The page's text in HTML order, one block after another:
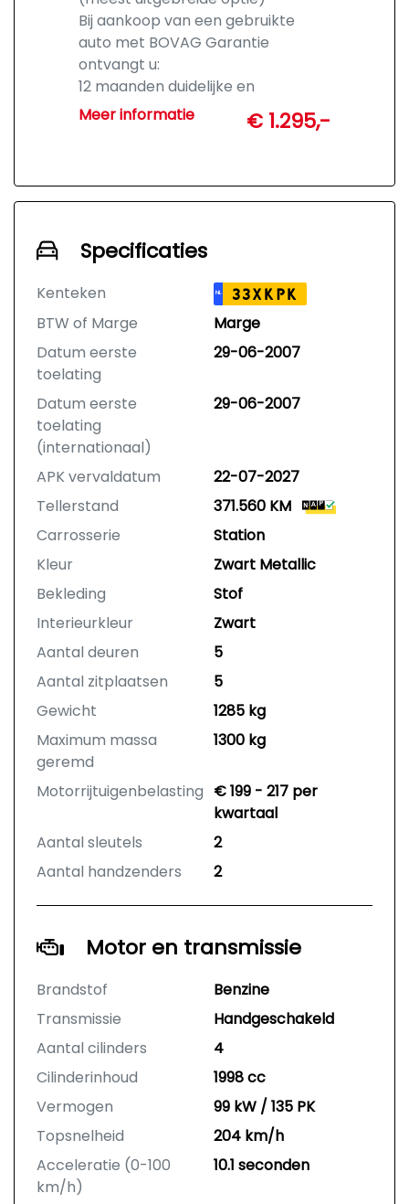
Bij aankoop van een gebruikte
auto met BOVAG Garantie
ontvangt u:
12 maanden duidelijke en
uitgebreide garantie
Vrijwel alle gebreken gedekt
leeftijdsbeperking
redelijkerwijs mag verwachten
Hulp via het BOVAG-hulploket bij
garantieclaims
Geschillencommissie
Nakomingsgarantie van BOVAG
In noodsituaties herstel mogelijk bij
een andere garage (bijv. in het
buitenland)
BOVAG Garantie is de “geen-
gedoe-garantie”.
Meer informatie € 1.295,-
Specificaties
Kenteken NL 33XKPK
BTW of Marge
Marge
Datum eerste
toelating
29-06-2007
Datum eerste
toelating
(internationaal)
29-06-2007
APK vervaldatum
22-07-2027
Tellerstand
371.560 KM
Carrosserie
Station
Kleur
Zwart Metallic
Bekleding
Stof
Interieurkleur
Zwart
Aantal deuren
5
Aantal zitplaatsen
5
Gewicht
1285 kg
Maximum massa
geremd
1300 kg
Motorrijtuigenbelasting € 199 - 217 per
kwartaal
Aantal sleutels
2
Aantal handzenders
2
Motor en transmissie
Brandstof
Benzine
Transmissie
Handgeschakeld
Aantal cilinders
4
Cilinderinhoud
1998 cc
Vermogen
99 kW / 135 PK
Topsnelheid
204 km/h
Acceleratie (0-100
km/h)
10.1 seconden